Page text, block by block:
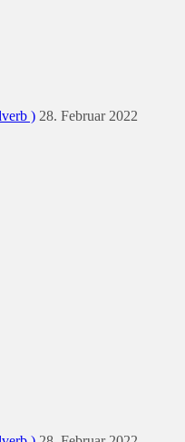
) 28. Februar 2022